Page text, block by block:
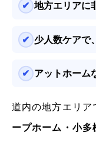
地方エリアに
少人数ケアで
アットホーム
道内の地方エリア
ープホーム・小多